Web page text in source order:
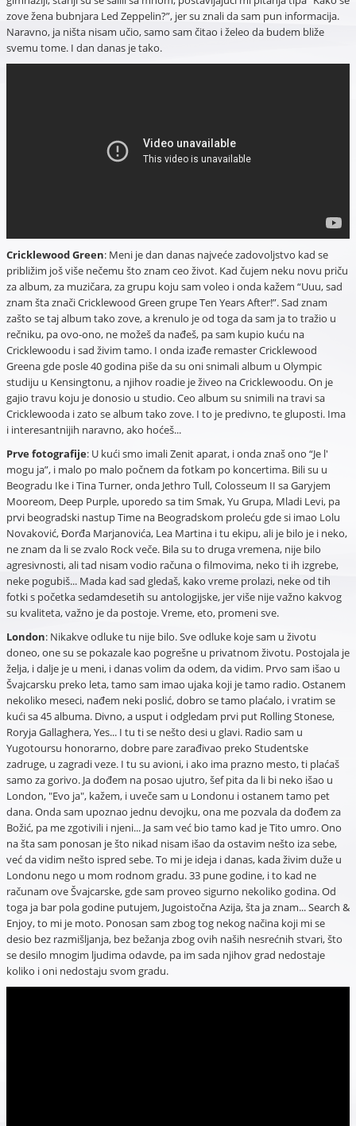
zove žena bubnjara Led Zeppelin?”, jer su znali da sam pun informacija.
Naravno, ja ništa nisam učio, samo sam čitao i želeo da budem bliže
svemu tome. I dan danas je tako.
Cricklewood Green: Meni je dan danas najveće zadovoljstvo kad se
približim još više nečemu što znam ceo život. Kad čujem neku novu priču
za album, za muzičara, za grupu koju sam voleo i onda kažem “Uuu, sad
znam šta znači Cricklewood Green grupe Ten Years After!”. Sad znam
zašto se taj album tako zove, a krenulo je od toga da sam ja to tražio u
rečniku, pa ovo-ono, ne možeš da nađeš, pa sam kupio kuću na
Cricklewoodu i sad živim tamo. I onda izađe remaster Cricklewood
Greena gde posle 40 godina piše da su oni snimali album u Olympic
studiju u Kensingtonu, a njihov roadie je živeo na Cricklewoodu. On je
gajio travu koju je donosio u studio. Ceo album su snimili na travi sa
Cricklewooda i zato se album tako zove. I to je predivno, te gluposti. Ima
i interesantnijih naravno, ako hoćeš...
Prve fotografije: U kući smo imali Zenit aparat, i onda znaš ono “Je l'
mogu ja”, i malo po malo počnem da fotkam po koncertima. Bili su u
Beogradu Ike i Tina Turner, onda Jethro Tull, Colosseum II sa Garyjem
Mooreom, Deep Purple, uporedo sa tim Smak, Yu Grupa, Mladi Levi, pa
prvi beogradski nastup Time na Beogradskom proleću gde si imao Lolu
Novaković, Đorđa Marjanovića, Lea Martina i tu ekipu, ali je bilo je i neko,
ne znam da li se zvalo Rock veče. Bila su to druga vremena, nije bilo
agresivnosti, ali tad nisam vodio računa o filmovima, neko ti ih izgrebe,
neke pogubiš... Mada kad sad gledaš, kako vreme prolazi, neke od tih
fotki s početka sedamdesetih su antologijske, jer više nije važno kakvog
su kvaliteta, važno je da postoje. Vreme, eto, promeni sve.
London: Nikakve odluke tu nije bilo. Sve odluke koje sam u životu
doneo, one su se pokazale kao pogrešne u privatnom životu. Postojala je
želja, i dalje je u meni, i danas volim da odem, da vidim. Prvo sam išao u
Švajcarsku preko leta, tamo sam imao ujaka koji je tamo radio. Ostanem
nekoliko meseci, nađem neki poslić, dobro se tamo plaćalo, i vratim se
kući sa 45 albuma. Divno, a usput i odgledam prvi put Rolling Stonese,
Roryja Gallaghera, Yes... I tu ti se nešto desi u glavi. Radio sam u
Yugotoursu honorarno, dobre pare zarađivao preko Studentske
zadruge, u zagradi veze. I tu su avioni, i ako ima prazno mesto, ti plaćaš
samo za gorivo. Ja dođem na posao ujutro, šef pita da li bi neko išao u
London, "Evo ja", kažem, i uveče sam u Londonu i ostanem tamo pet
dana. Onda sam upoznao jednu devojku, ona me pozvala da dođem za
Božić, pa me zgotivili i njeni... Ja sam već bio tamo kad je Tito umro. Ono
na šta sam ponosan je što nikad nisam išao da ostavim nešto iza sebe,
već da vidim nešto ispred sebe. To mi je ideja i danas, kada živim duže u
Londonu nego u mom rodnom gradu. 33 pune godine, i to kad ne
računam ove Švajcarske, gde sam proveo sigurno nekoliko godina. Od
toga ja bar pola godine putujem, Jugoistočna Azija, šta ja znam... Search &
Enjoy, to mi je moto. Ponosan sam zbog tog nekog načina koji mi se
desio bez razmišljanja, bez bežanja zbog ovih naših nesrećnih stvari, što
se desilo mnogim ljudima odavde, pa im sada njihov grad nedostaje
koliko i oni nedostaju svom gradu.